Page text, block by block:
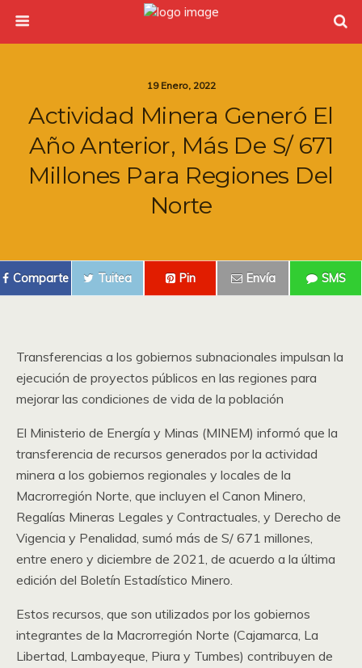
19 Enero, 2022
Actividad Minera Generó El
Año Anterior, Más De S/ 671
Millones Para Regiones Del
Norte
Comparte Tuitea Pin Envía SMS
Transferencias a los gobiernos subnacionales impulsan la
ejecución de proyectos públicos en las regiones para
mejorar las condiciones de vida de la población
El Ministerio de Energía y Minas (MINEM) informó que la
transferencia de recursos generados por la actividad
minera a los gobiernos regionales y locales de la
Macrorregión Norte, que incluyen el Canon Minero,
Regalías Mineras Legales y Contractuales, y Derecho de
Vigencia y Penalidad, sumó más de S/ 671 millones,
entre enero y diciembre de 2021, de acuerdo a la última
edición del Boletín Estadístico Minero.
Estos recursos, que son utilizados por los gobiernos
integrantes de la Macrorregión Norte (Cajamarca, La
Libertad, Lambayeque, Piura y Tumbes) contribuyen de